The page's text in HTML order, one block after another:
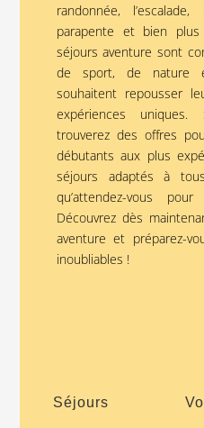
randonnée,
parapente et bien
séjours aventure sont
de sport, de nature
souhaitent repousser
expériences
trouverez des offres
débutants aux plus
séjours adaptés à
qu’attendez-vous
Découvrez dès
aventure et préparez-
inoubliables !
Séjours